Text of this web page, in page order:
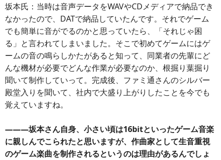
坂本氏：当時は音声データをWAVやCDメディアで納品でき
なかったので、DATで納品していたんです。それでゲーム
でも簡単に音がでるのかと思っていたら、「それじゃ困
る」と言われてしまいました。そこで初めてゲームにはゲ
ームの音の鳴らしかたがあると知って、同業者の先輩にど
んな機材が必要でどんな作業が必要なのか、根掘り葉掘り
聞いて制作していって。完成後、ファミ通さんのシルバー
殿堂入りを聞いて、社内で大盛り上がりしたことを今でも
覚えていますね。
―――坂本さん自身、小さい頃は16bitといったゲーム音楽
に親しんでこられたと思いますが、作曲家として生音重視
のゲーム楽曲を制作されるというのは理由があるんでしょ